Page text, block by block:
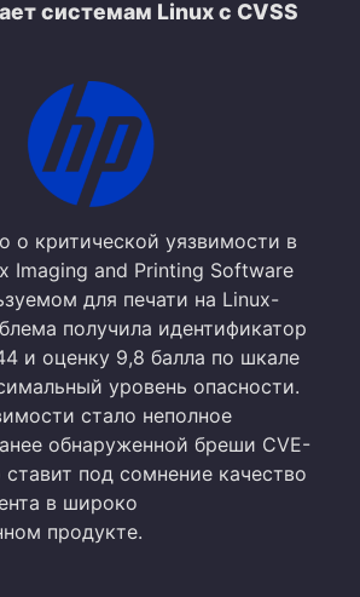
системам Linux с CVSS
о критической уязвимости в
Imaging and Printing Software
для печати на Linux-
получила идентификатор
и оценку 9,8 балла по шкале
уровень опасности.
стало неполное
обнаруженной бреши CVE-
под сомнение качество
в широко
продукте.